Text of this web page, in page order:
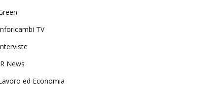
TV
News
ed Economia